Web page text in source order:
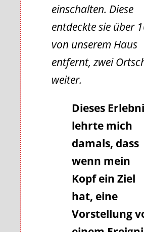
einschalten. Diese
entdeckte sie über
von unserem Haus
entfernt, zwei
weiter.
Dieses
lehrte mich
damals, dass
wenn mein
Kopf ein Ziel
hat, eine
Vorstellung